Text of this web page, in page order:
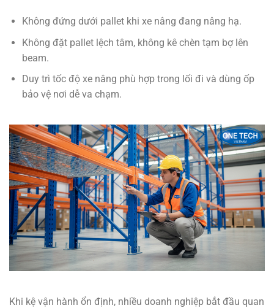
Không đứng dưới pallet khi xe nâng đang nâng hạ.
Không đặt pallet lệch tâm, không kê chèn tạm bợ lên
beam.
Duy trì tốc độ xe nâng phù hợp trong lối đi và dùng ốp
bảo vệ nơi dễ va chạm.
Khi kệ vận hành ổn định, nhiều doanh nghiệp bắt đầu quan